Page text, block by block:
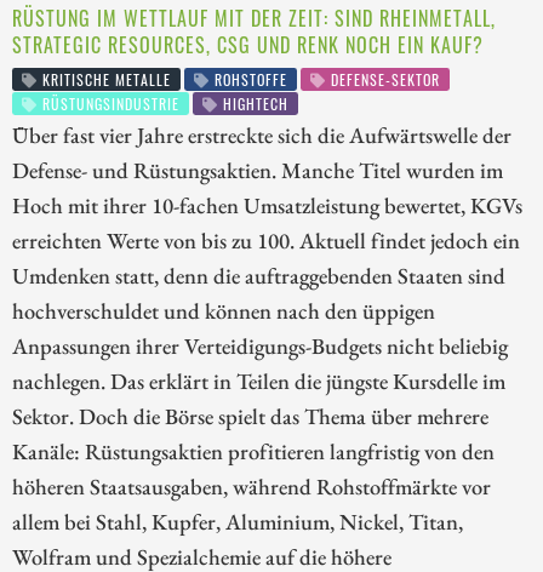
RÜSTUNG IM WETTLAUF MIT DER ZEIT: SIND RHEINMETALL,
STRATEGIC RESOURCES, CSG UND RENK NOCH EIN KAUF?
KRITISCHE METALLE ROHSTOFFE
DEFENSE-SEKTOR
RÜSTUNGSINDUSTRIE
HIGHTECH
Über fast vier Jahre erstreckte sich die Aufwärtswelle der
Defense- und Rüstungsaktien. Manche Titel wurden im
Hoch mit ihrer 10-fachen Umsatzleistung bewertet, KGVs
erreichten Werte von bis zu 100. Aktuell findet jedoch ein
Umdenken statt, denn die auftraggebenden Staaten sind
hochverschuldet und können nach den üppigen
Anpassungen ihrer Verteidigungs-Budgets nicht beliebig
nachlegen. Das erklärt in Teilen die jüngste Kursdelle im
Sektor. Doch die Börse spielt das Thema über mehrere
Kanäle: Rüstungsaktien profitieren langfristig von den
höheren Staatsausgaben, während Rohstoffmärkte vor
allem bei Stahl, Kupfer, Aluminium, Nickel, Titan,
Wolfram und Spezialchemie auf die höhere